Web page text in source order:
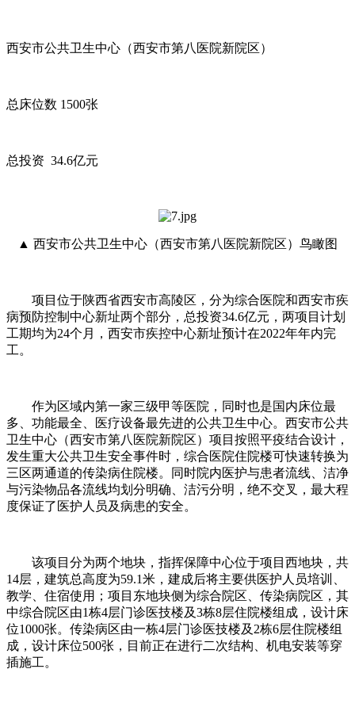
西安市公共卫生中心（西安市第八医院新院区）
总床位数 1500张
总投资 34.6亿元
▲ 西安市公共卫生中心（西安市第八医院新院区）鸟瞰图
项目位于陕西省西安市高陵区，分为综合医院和西安市疾
病预防控制中心新址两个部分，总投资34.6亿元，两项目计划
工期均为24个月，西安市疾控中心新址预计在2022年年内完
工。
作为区域内第一家三级甲等医院，同时也是国内床位最
多、功能最全、医疗设备最先进的公共卫生中心。西安市公共
卫生中心（西安市第八医院新院区）项目按照平疫结合设计，
发生重大公共卫生安全事件时，综合医院住院楼可快速转换为
三区两通道的传染病住院楼。同时院内医护与患者流线、洁净
与污染物品各流线均划分明确、洁污分明，绝不交叉，最大程
度保证了医护人员及病患的安全。
该项目分为两个地块，指挥保障中心位于项目西地块，共
14层，建筑总高度为59.1米，建成后将主要供医护人员培训、
教学、住宿使用；项目东地块侧为综合院区、传染病院区，其
中综合院区由1栋4层门诊医技楼及3栋8层住院楼组成，设计床
位1000张。传染病区由一栋4层门诊医技楼及2栋6层住院楼组
成，设计床位500张，目前正在进行二次结构、机电安装等穿
插施工。